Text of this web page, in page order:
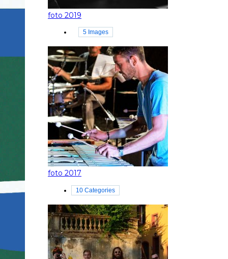
foto 2019
5 Images
foto 2017
10 Categories